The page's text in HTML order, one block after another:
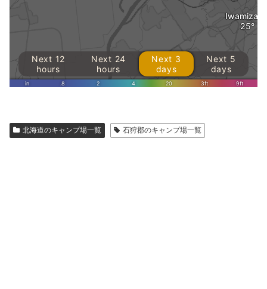
北海道のキャンプ場一覧 石狩郡のキャンプ場一覧